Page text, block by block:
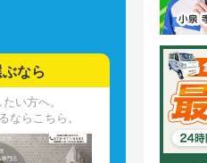
なら
い方へ。
ならこちら。